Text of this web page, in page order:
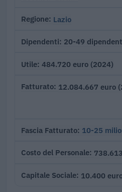
Regione Lazio
Dipendenti 20-49
Utile 484.720 euro (2024)
Fatturato 12.084.667 euro
Fascia Fatturato 10-25
Costo del Personale
Capitale Sociale 10.400